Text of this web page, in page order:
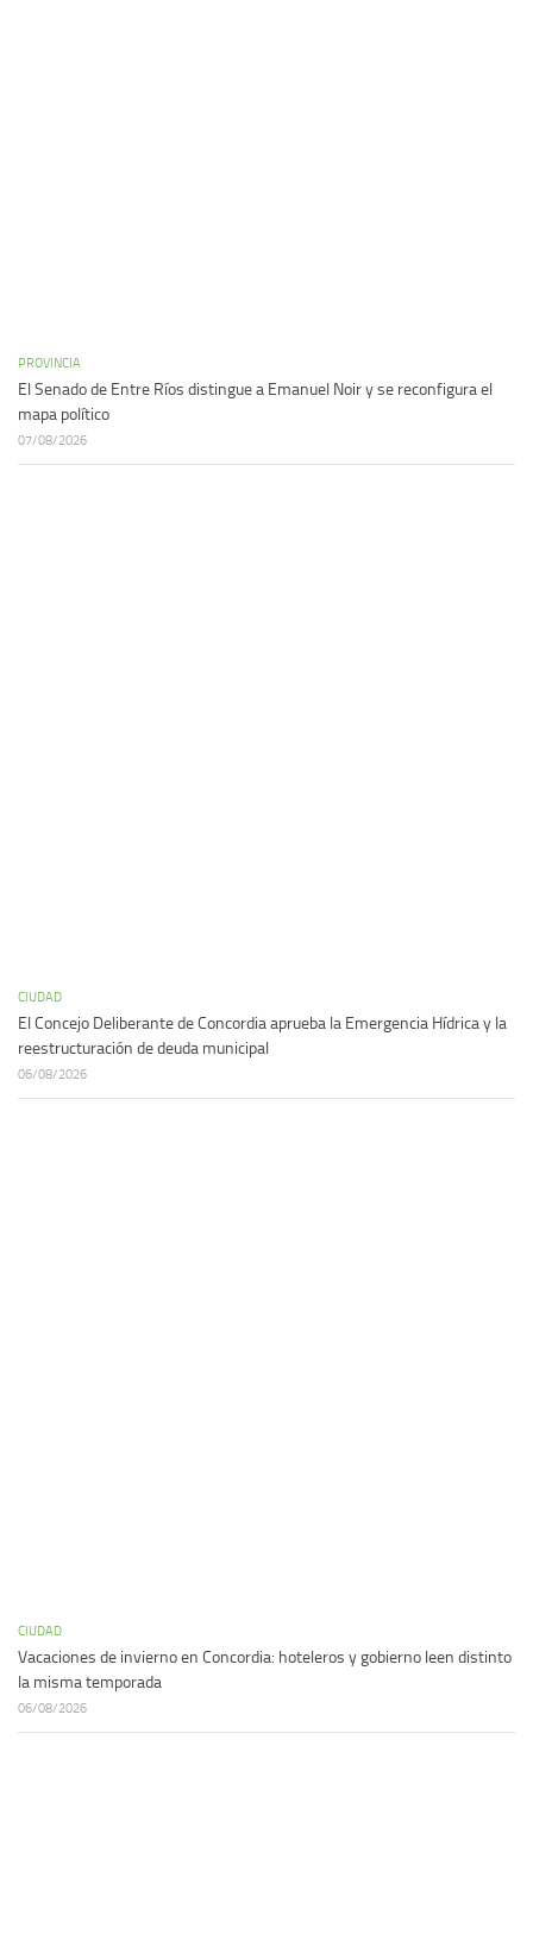
PROVINCIA
El Senado de Entre Ríos distingue a Emanuel Noir y se reconfigura el
mapa político
07/08/2026
CIUDAD
El Concejo Deliberante de Concordia aprueba la Emergencia Hídrica y la
reestructuración de deuda municipal
06/08/2026
CIUDAD
Vacaciones de invierno en Concordia: hoteleros y gobierno leen distinto
la misma temporada
06/08/2026